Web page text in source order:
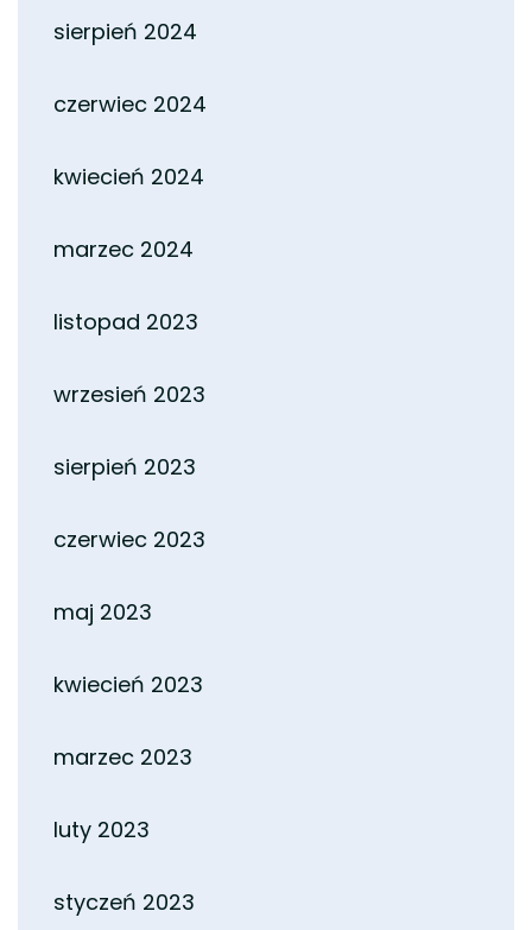
sierpień 2024
czerwiec 2024
kwiecień 2024
marzec 2024
listopad 2023
wrzesień 2023
sierpień 2023
czerwiec 2023
maj 2023
kwiecień 2023
marzec 2023
luty 2023
styczeń 2023